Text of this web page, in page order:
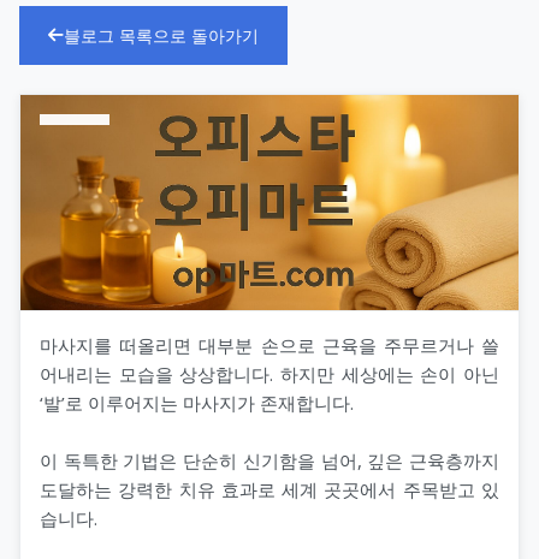
블로그 목록으로 돌아가기
마사지를 떠올리면 대부분 손으로 근육을 주무르거나 쓸
어내리는 모습을 상상합니다. 하지만 세상에는 손이 아닌
‘발’로 이루어지는 마사지가 존재합니다.
이 독특한 기법은 단순히 신기함을 넘어, 깊은 근육층까지
도달하는 강력한 치유 효과로 세계 곳곳에서 주목받고 있
습니다.